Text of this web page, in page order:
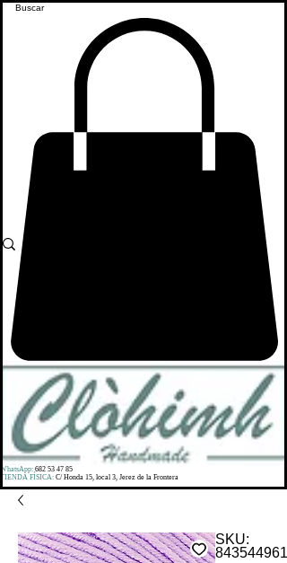
WhatsApp: 682 53 47 85
TIENDA FÍSICA: C/ Honda 15, local 3, Jerez de la Frontera
SKU: